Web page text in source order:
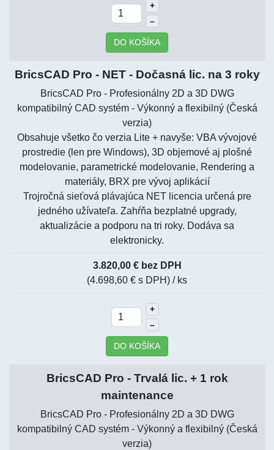
+
–
DO KOŠÍKA
BricsCAD Pro - NET - Dočasná lic. na 3 roky
BricsCAD Pro - Profesionálny 2D a 3D DWG
kompatibilný CAD systém - Výkonný a flexibilný (Česká
verzia)
Obsahuje všetko čo verzia Lite + navyše: VBA vývojové
prostredie (len pre Windows), 3D objemové aj plošné
modelovanie, parametrické modelovanie, Rendering a
materiály, BRX pre vývoj aplikácií
Trojročná sieťová plávajúca NET licencia určená pre
jedného užívateľa. Zahŕňa bezplatné upgrady,
aktualizácie a podporu na tri roky. Dodáva sa
elektronicky.
3.820,00 € bez DPH
(4.698,60 € s DPH) / ks
+
–
DO KOŠÍKA
BricsCAD Pro - Trvalá lic. + 1 rok
maintenance
BricsCAD Pro - Profesionálny 2D a 3D DWG
kompatibilný CAD systém - Výkonný a flexibilný (Česká
verzia)